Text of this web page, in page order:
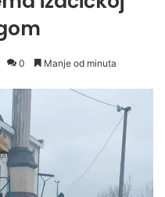
0 Manje od minuta